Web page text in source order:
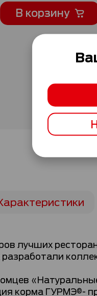
В корзину
лучших
корма ГУРМЭ®-